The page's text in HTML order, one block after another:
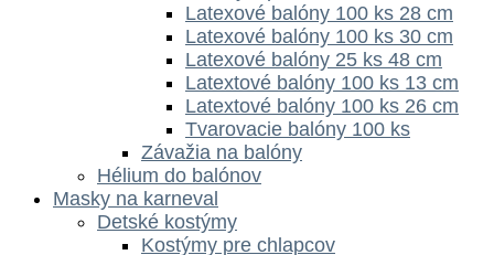
Latexové balóny 100 ks 28 cm
Latexové balóny 100 ks 30 cm
Latexové balóny 25 ks 48 cm
Latextové balóny 100 ks 13 cm
Latextové balóny 100 ks 26 cm
Tvarovacie balóny 100 ks
Závažia na balóny
Hélium do balónov
Masky na karneval
Detské kostýmy
Kostýmy pre chlapcov